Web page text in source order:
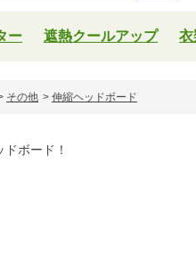
ー 遮熱クールアップ 衣
その他 > 伸縮ヘッドボード
ボード！